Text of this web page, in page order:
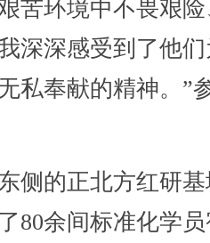
苦环境中不畏艰
深深感受到了他
私奉献的精神。”
的正北方红研基
80余间标准化学